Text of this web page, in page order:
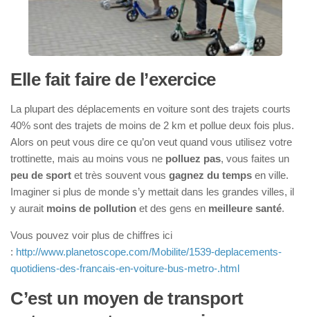
Elle fait faire de l’exercice
La plupart des déplacements en voiture sont des trajets courts
40% sont des trajets de moins de 2 km et pollue deux fois plus.
Alors on peut vous dire ce qu’on veut quand vous utilisez votre
trottinette, mais au moins vous ne polluez pas, vous faites un
peu de sport et très souvent vous gagnez du temps en ville.
Imaginer si plus de monde s’y mettait dans les grandes villes, il
y aurait moins de pollution et des gens en meilleure santé.
Vous pouvez voir plus de chiffres ici
: http://www.planetoscope.com/Mobilite/1539-deplacements-
quotidiens-des-francais-en-voiture-bus-metro-.html
C’est un moyen de transport